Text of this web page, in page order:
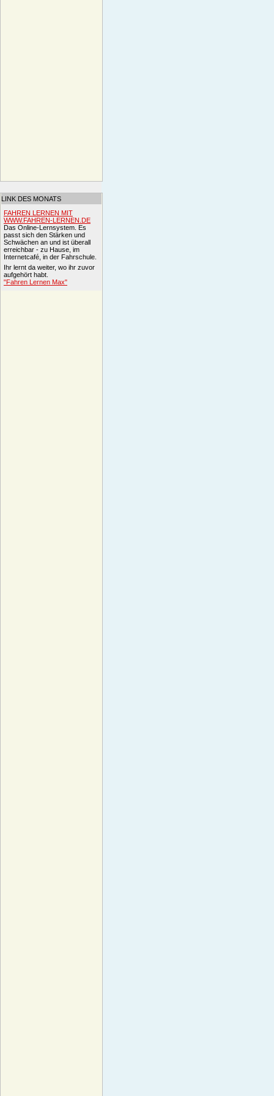
LINK DES MONATS
FAHREN LERNEN MIT
WWW.FAHREN-LERNEN.DE
Das Online-Lernsystem. Es
passt sich den Stärken und
Schwächen an und ist überall
erreichbar - zu Hause, im
Internetcafé, in der Fahrschule.
Ihr lernt da weiter, wo ihr zuvor
aufgehört habt.
"Fahren Lernen Max"